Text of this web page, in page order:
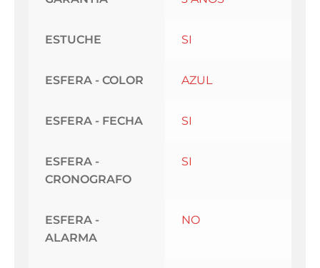
ESTUCHE SI
ESFERA - COLOR AZUL
ESFERA - FECHA SI
ESFERA -
CRONOGRAFO
SI
ESFERA -
ALARMA
NO